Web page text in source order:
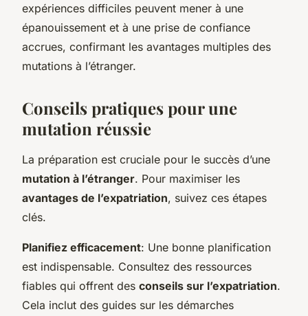
expériences difficiles peuvent mener à une
épanouissement et à une prise de confiance
accrues, confirmant les avantages multiples des
mutations à l’étranger.
Conseils pratiques pour une
mutation réussie
La préparation est cruciale pour le succès d’une
mutation à l’étranger. Pour maximiser les
avantages de l’expatriation, suivez ces étapes
clés.
Planifiez efficacement: Une bonne planification
est indispensable. Consultez des ressources
fiables qui offrent des conseils sur l’expatriation.
Cela inclut des guides sur les démarches